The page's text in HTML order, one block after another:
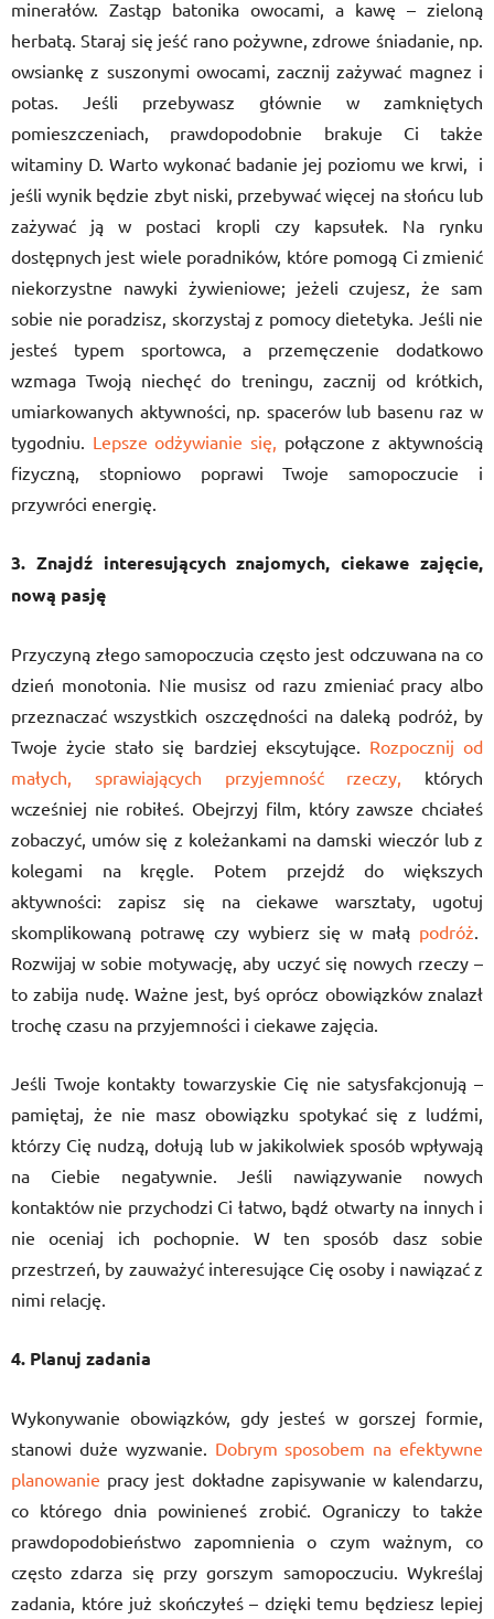
minerałów. Zastąp batonika owocami, a kawę – zieloną
herbatą. Staraj się jeść rano pożywne, zdrowe śniadanie, np.
owsiankę z suszonymi owocami, zacznij zażywać magnez i
potas. Jeśli przebywasz głównie w zamkniętych
pomieszczeniach, prawdopodobnie brakuje Ci także
witaminy D. Warto wykonać badanie jej poziomu we krwi, i
jeśli wynik będzie zbyt niski, przebywać więcej na słońcu lub
zażywać ją w postaci kropli czy kapsułek. Na rynku
dostępnych jest wiele poradników, które pomogą Ci zmienić
niekorzystne nawyki żywieniowe; jeżeli czujesz, że sam
sobie nie poradzisz, skorzystaj z pomocy dietetyka. Jeśli nie
jesteś typem sportowca, a przemęczenie dodatkowo
wzmaga Twoją niechęć do treningu, zacznij od krótkich,
umiarkowanych aktywności, np. spacerów lub basenu raz w
tygodniu. Lepsze odżywianie się, połączone z aktywnością
fizyczną, stopniowo poprawi Twoje samopoczucie i
przywróci energię.
3. Znajdź interesujących znajomych, ciekawe zajęcie,
nową pasję
Przyczyną złego samopoczucia często jest odczuwana na co
dzień monotonia. Nie musisz od razu zmieniać pracy albo
przeznaczać wszystkich oszczędności na daleką podróż, by
Twoje życie stało się bardziej ekscytujące. Rozpocznij od
małych, sprawiających przyjemność rzeczy, których
wcześniej nie robiłeś. Obejrzyj film, który zawsze chciałeś
zobaczyć, umów się z koleżankami na damski wieczór lub z
kolegami na kręgle. Potem przejdź do większych
aktywności: zapisz się na ciekawe warsztaty, ugotuj
skomplikowaną potrawę czy wybierz się w małą podróż.
Rozwijaj w sobie motywację, aby uczyć się nowych rzeczy –
to zabija nudę. Ważne jest, byś oprócz obowiązków znalazł
trochę czasu na przyjemności i ciekawe zajęcia.
Jeśli Twoje kontakty towarzyskie Cię nie satysfakcjonują –
pamiętaj, że nie masz obowiązku spotykać się z ludźmi,
którzy Cię nudzą, dołują lub w jakikolwiek sposób wpływają
na Ciebie negatywnie. Jeśli nawiązywanie nowych
kontaktów nie przychodzi Ci łatwo, bądź otwarty na innych i
nie oceniaj ich pochopnie. W ten sposób dasz sobie
przestrzeń, by zauważyć interesujące Cię osoby i nawiązać z
nimi relację.
4. Planuj zadania
Wykonywanie obowiązków, gdy jesteś w gorszej formie,
stanowi duże wyzwanie. Dobrym sposobem na efektywne
planowanie pracy jest dokładne zapisywanie w kalendarzu,
co którego dnia powinieneś zrobić. Ograniczy to także
prawdopodobieństwo zapomnienia o czym ważnym, co
często zdarza się przy gorszym samopoczuciu. Wykreślaj
zadania, które już skończyłeś – dzięki temu będziesz lepiej